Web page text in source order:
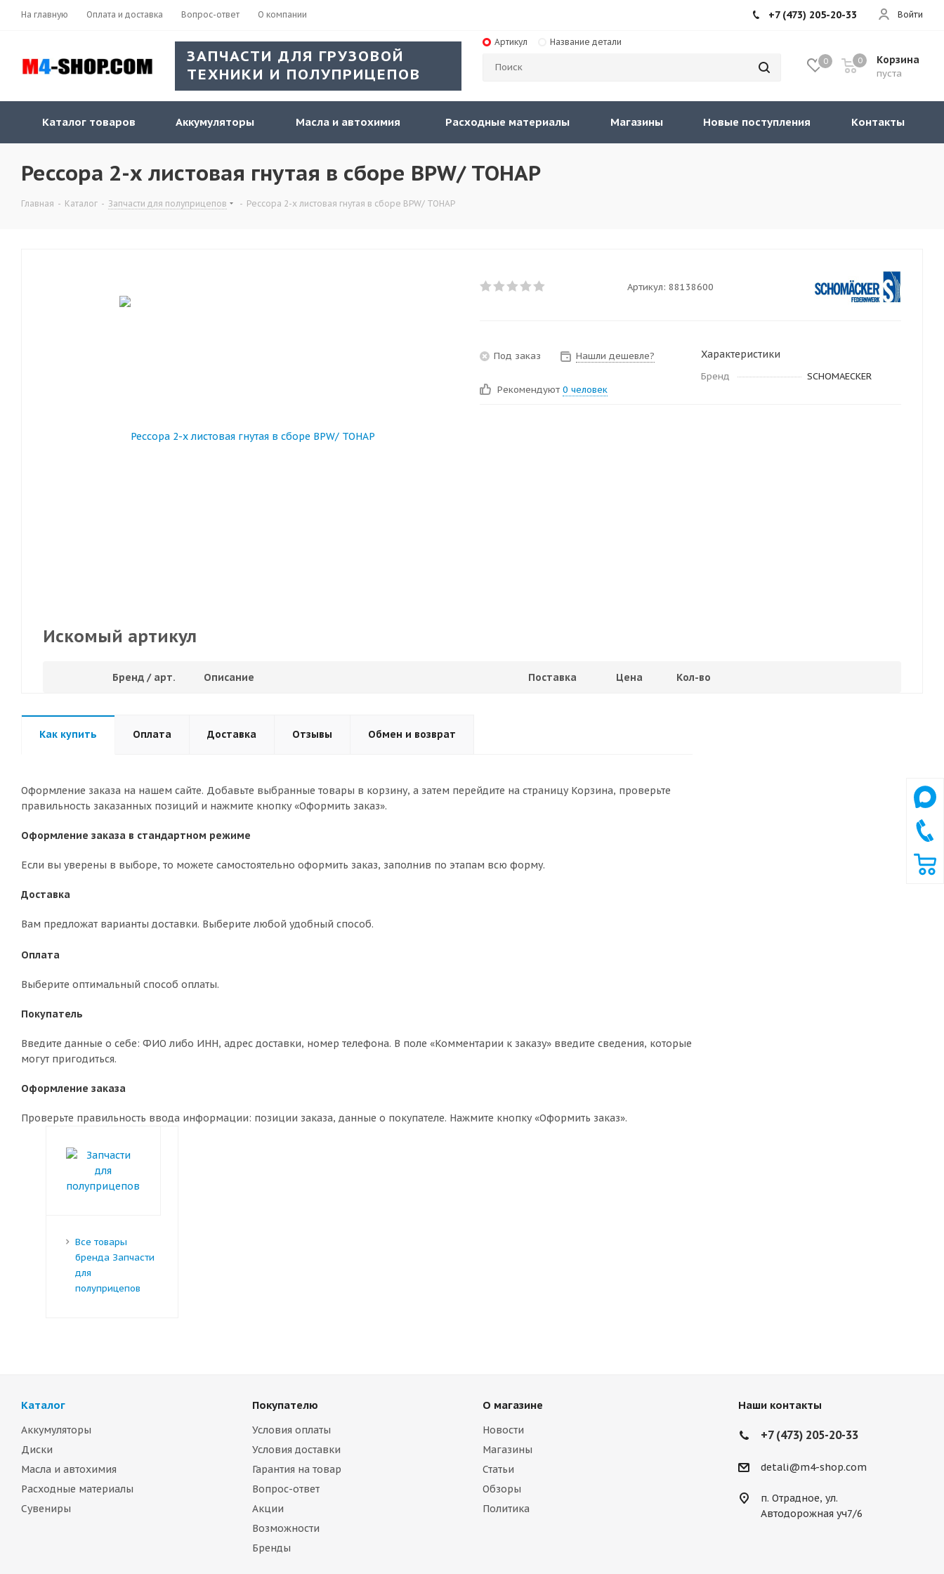
На главную Оплата и доставка Вопрос-ответ О компании Войти
+7 (473) 205-20-33
ЗАПЧАСТИ ДЛЯ ГРУЗОВОЙ
ТЕХНИКИ И ПОЛУПРИЦЕПОВ
Артикул Название детали
0 Корзина
пуста
0
Каталог товаров Аккумуляторы Масла и автохимия Расходные материалы Магазины Новые поступления Контакты
Рессора 2-х листовая гнутая в сборе BPW/ ТОНАР
Главная - Каталог - Запчасти для полуприцепов - Рессора 2-х листовая гнутая в сборе BPW/ ТОНАР
Артикул: 88138600
Под заказ Нашли дешевле?
Рекомендуют 0 человек
Характеристики
Бренд SCHOMAECKER
Искомый артикул
Бренд / арт. Описание Поставка Цена Кол-во
Как купить Оплата Доставка Отзывы Обмен и возврат
Оформление заказа на нашем сайте. Добавьте выбранные товары в корзину, а затем перейдите на страницу Корзина, проверьте
правильность заказанных позиций и нажмите кнопку «Оформить заказ».
Оформление заказа в стандартном режиме
Если вы уверены в выборе, то можете самостоятельно оформить заказ, заполнив по этапам всю форму.
Доставка
Вам предложат варианты доставки. Выберите любой удобный способ.
Оплата
Выберите оптимальный способ оплаты.
Покупатель
Введите данные о себе: ФИО либо ИНН, адрес доставки, номер телефона. В поле «Комментарии к заказу» введите сведения, которые
могут пригодиться.
Оформление заказа
Проверьте правильность ввода информации: позиции заказа, данные о покупателе. Нажмите кнопку «Оформить заказ».
Все товары
бренда Запчасти
для
полуприцепов
Каталог
Аккумуляторы
Диски
Масла и автохимия
Расходные материалы
Сувениры
Покупателю
Условия оплаты
Условия доставки
Гарантия на товар
Вопрос-ответ
Акции
Возможности
Бренды
О магазине
Новости
Магазины
Статьи
Обзоры
Политика
Наши контакты
+7 (473) 205-20-33
detali@m4-shop.com
п. Отрадное, ул.
Автодорожная уч7/6